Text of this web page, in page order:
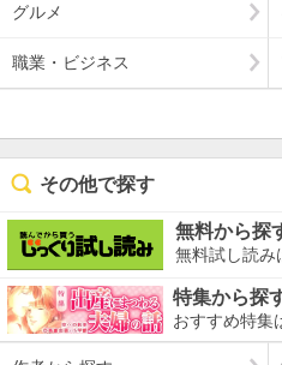
グルメ
職業・ビジネス
その他で探す
無料から探
無料試し読み
特集から探
おすすめ特集